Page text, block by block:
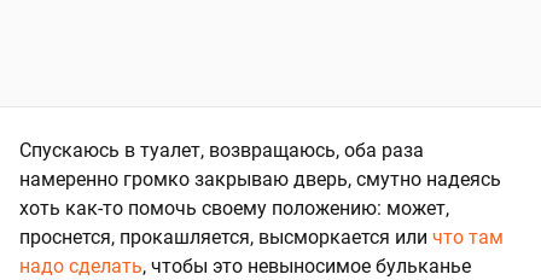
Спускаюсь в туалет, возвращаюсь, оба раза
намеренно громко закрываю дверь, смутно надеясь
хоть как-то помочь своему положению: может,
проснется, прокашляется, высморкается или что там
надо сделать, чтобы это невыносимое бульканье